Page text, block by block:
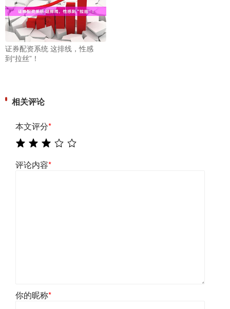
证券配资系统 这排线，性感
到“拉丝”！
相关评论
本文评分*
评论内容*
你的昵称*